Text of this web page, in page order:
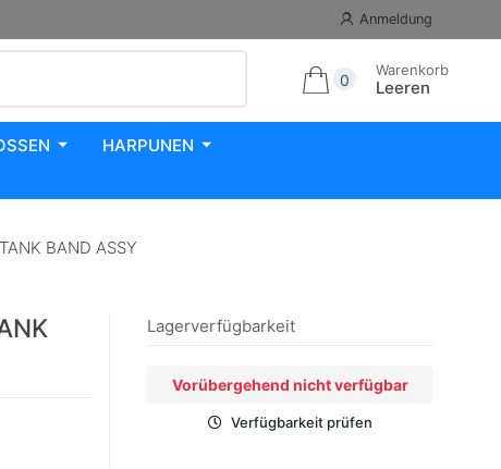
Anmeldung
0
Warenkorb
Leeren
HARPUNEN
BAND ASSY
Lagerverfügbarkeit
Vorübergehend nicht verfügbar
Verfügbarkeit prüfen